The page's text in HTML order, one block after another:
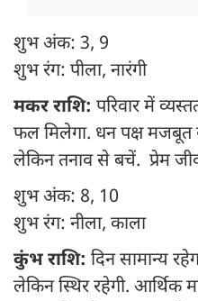
शुभ अंक: 3, 9
शुभ रंग: पीला, नारंगी
मकर राशि: परिवार में
फल मिलेगा. धन पक्ष मजबूत
लेकिन तनाव से बचें. प्रेम
शुभ अंक: 8, 10
शुभ रंग: नीला, काला
कुंभ राशि: दिन सामान्य
लेकिन स्थिर रहेगी. आर्थिक